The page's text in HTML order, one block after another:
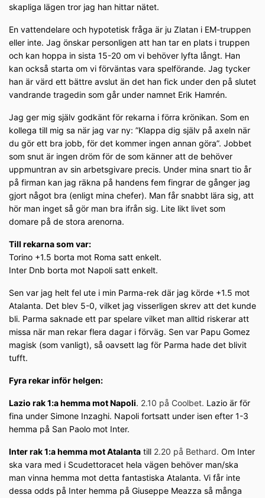
skapliga lägen tror jag han hittar nätet.
En vattendelare och hypotetisk fråga är ju Zlatan i EM-truppen
eller inte. Jag önskar personligen att han tar en plats i truppen
och kan hoppa in sista 15-20 om vi behöver lyfta långt. Han
kan också starta om vi förväntas vara spelförande. Jag tycker
han är värd ett bättre avslut än det han fick under den på slutet
vandrande tragedin som går under namnet Erik Hamrén.
Jag ger mig själv godkänt för rekarna i förra krönikan. Som en
kollega till mig sa när jag var ny: ”Klappa dig själv på axeln när
du gör ett bra jobb, för det kommer ingen annan göra”. Jobbet
som snut är ingen dröm för de som känner att de behöver
uppmuntran av sin arbetsgivare precis. Under mina snart tio år
på firman kan jag räkna på handens fem fingrar de gånger jag
gjort något bra (enligt mina chefer). Man får snabbt lära sig, att
hör man inget så gör man bra ifrån sig. Lite likt livet som
domare på de stora arenorna.
Till rekarna som var:
Torino +1.5 borta mot Roma satt enkelt.
Inter Dnb borta mot Napoli satt enkelt.
Sen var jag helt fel ute i min Parma-rek där jag körde +1.5 mot
Atalanta. Det blev 5-0, vilket jag visserligen skrev att det kunde
bli. Parma saknade ett par spelare vilket man alltid riskerar att
missa när man rekar flera dagar i förväg. Sen var Papu Gomez
magisk (som vanligt), så oavsett lag för Parma hade det blivit
tufft.
Fyra rekar inför helgen:
Lazio rak 1:a hemma mot Napoli. 2.10 på Coolbet. Lazio är för
fina under Simone Inzaghi. Napoli fortsatt under isen efter 1-3
hemma på San Paolo mot Inter.
Inter rak 1:a hemma mot Atalanta till 2.20 på Bethard. Om Inter
ska vara med i Scudettoracet hela vägen behöver man/ska
man vinna hemma mot detta fantastiska Atalanta. Vi får inte
dessa odds på Inter hemma på Giuseppe Meazza så många